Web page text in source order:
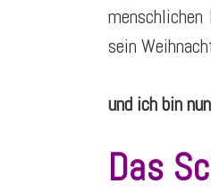
sein
und ich bin
Das